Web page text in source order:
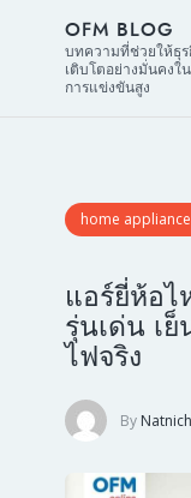
OFM BLOG
บทความที่ช่วยให้ธุ
เติบโตอย่างมั่นคงใ
การแข่งขันสูง
home
แอร์ยี่ห้อไ
รุ่นเด่น เ
ไฟจริง
By